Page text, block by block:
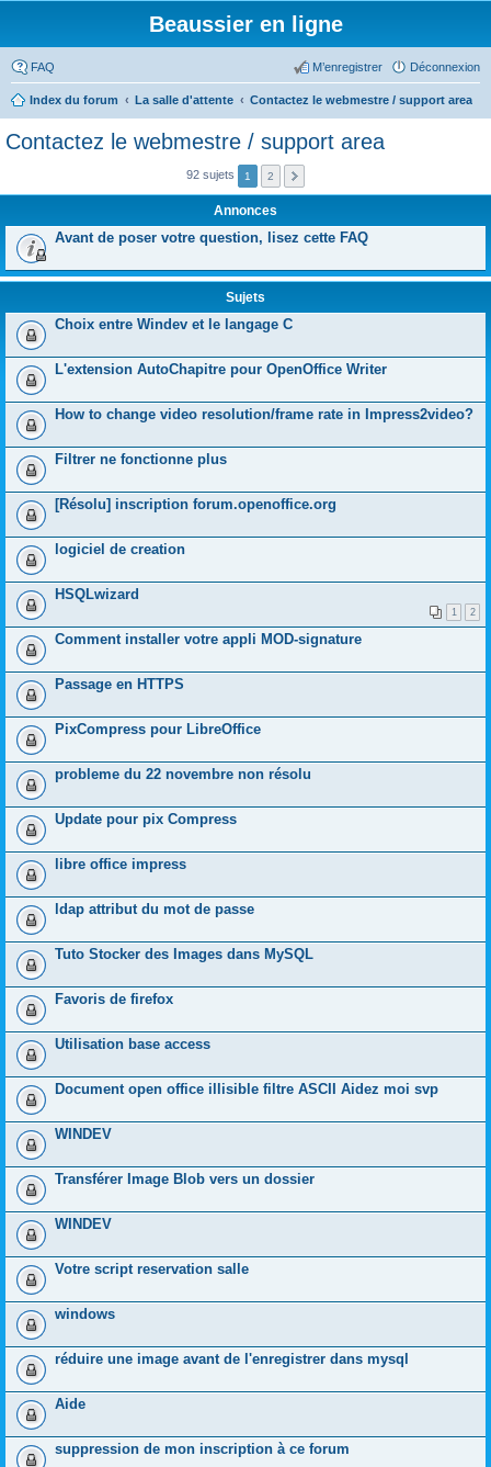
Beaussier en ligne
FAQ Déconnexion
M’enregistrer
Index du forum La salle d'attente Contactez le webmestre / support area
Contactez le webmestre / support area
92 sujets 1 2
Annonces
Avant de poser votre question, lisez cette FAQ
Sujets
Choix entre Windev et le langage C
L'extension AutoChapitre pour OpenOffice Writer
How to change video resolution/frame rate in Impress2video?
Filtrer ne fonctionne plus
[Résolu] inscription forum.openoffice.org
logiciel de creation
HSQLwizard
1 2
Comment installer votre appli MOD-signature
Passage en HTTPS
PixCompress pour LibreOffice
probleme du 22 novembre non résolu
Update pour pix Compress
libre office impress
ldap attribut du mot de passe
Tuto Stocker des Images dans MySQL
Favoris de firefox
Utilisation base access
Document open office illisible filtre ASCII Aidez moi svp
WINDEV
Transférer Image Blob vers un dossier
WINDEV
Votre script reservation salle
windows
réduire une image avant de l'enregistrer dans mysql
Aide
suppression de mon inscription à ce forum